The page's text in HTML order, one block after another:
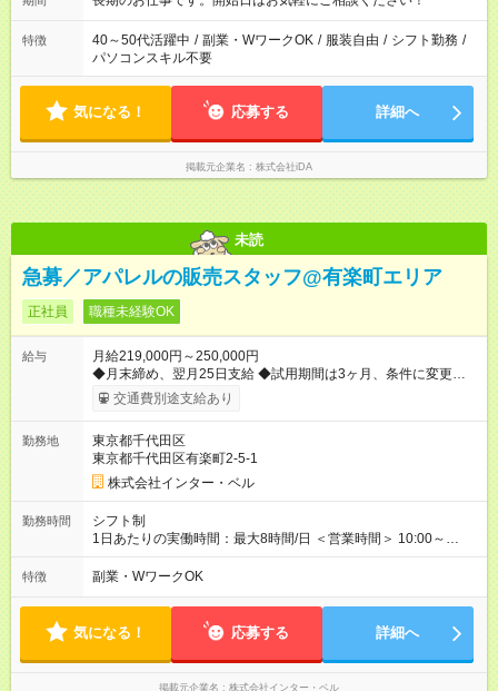
特徴 40～50代活躍中 / 副業・WワークOK / 服装自由 / シフト勤務 /
パソコンスキル不要
気になる！ 応募する 詳細へ
掲載元企業名 株式会社iDA
未読
急募／アパレルの販売スタッフ@有楽町エリア
正社員 職種未経験OK
給与
月給219,000円～250,000円
◆月末締め、翌月25日支給 ◆試用期間は3ヶ月、条件に変更はあ
りません 【試用期間】試用期間あり 試用期間の長さ：3ヶ月 雇
用形態、給与は本採用時と同じです。
交通費別途支給あり
勤務地
東京都千代田区
東京都千代田区有楽町2-5-1
株式会社インター・ベル
勤務時間
シフト制
1日あたりの実働時間：最大8時間/日 ＜営業時間＞ 10:00～
20:00 ＜勤務時間＞ 9:30～20:30(実働8h・休憩1hのシフト制) 週
休2日制、月9日休み、残業はほぼありません 早番・遅番の2交
ができます。
特徴 副業・WワークOK
気になる！ 応募する 詳細へ
掲載元企業名 株式会社インター・ベル